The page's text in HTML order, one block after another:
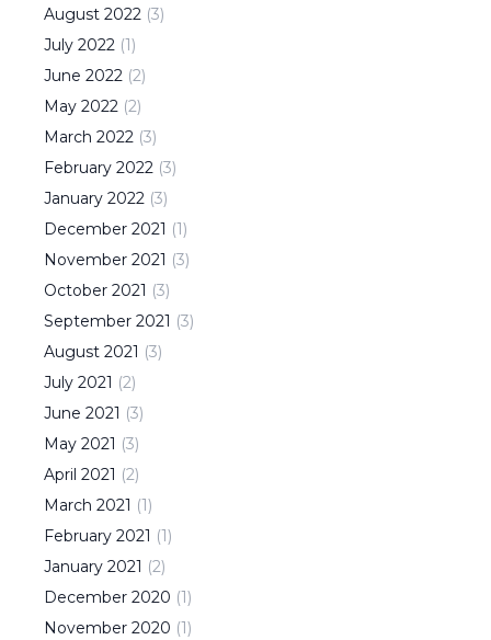
August 2022 (3)
July 2022 (1)
June 2022 (2)
May 2022 (2)
March 2022 (3)
February 2022 (3)
January 2022 (3)
December 2021 (1)
November 2021 (3)
October 2021 (3)
September 2021 (3)
August 2021 (3)
July 2021 (2)
June 2021 (3)
May 2021 (3)
April 2021 (2)
March 2021 (1)
February 2021 (1)
January 2021 (2)
December 2020 (1)
November 2020 (1)